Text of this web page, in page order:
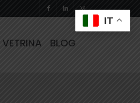
VETRINA BLOG
IT